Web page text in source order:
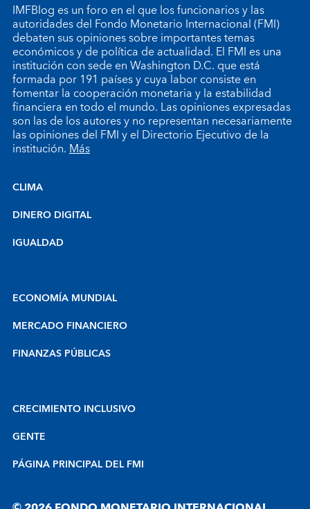
IMFBlog es un foro en el que los funcionarios y las
autoridades del Fondo Monetario Internacional (FMI)
debaten sus opiniones sobre importantes temas
económicos y de política de actualidad. El FMI es una
institución con sede en Washington D.C. que está
formada por 191 países y cuya labor consiste en
fomentar la cooperación monetaria y la estabilidad
financiera en todo el mundo. Las opiniones expresadas
son las de los autores y no representan necesariamente
las opiniones del FMI y el Directorio Ejecutivo de la
institución.Más
CLIMA
DINERO DIGITAL
IGUALDAD
ECONOMÍA MUNDIAL
MERCADO FINANCIERO
FINANZAS PÚBLICAS
CRECIMIENTO INCLUSIVO
GENTE
PÁGINA PRINCIPAL DEL FMI